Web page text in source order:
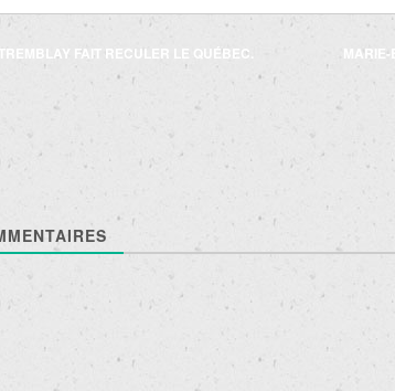
FAIT RECULER LE QUÉBEC.